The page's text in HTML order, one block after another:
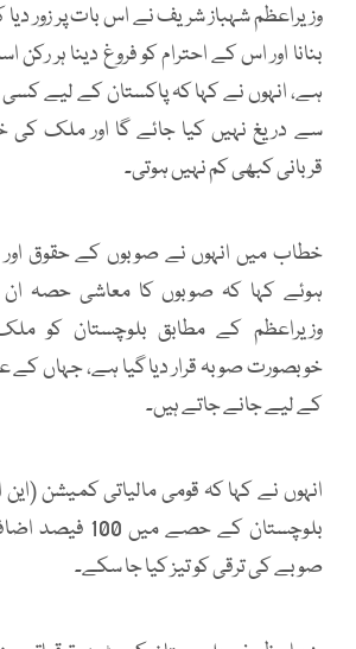
وزیراعظم شہباز شریف نے اس بات پر زور
بنانا اور اس کے احترام کو فروغ دینا ہر
ہے، انہوں نے کہا کہ پاکستان کے لیے
سے دریغ نہیں کیا جائے گا اور ملک کی
قربانی کبھی کم نہیں ہوتی۔
خطاب میں انہوں نے صوبوں کے حقوق اور
ہوئے کہا کہ صوبوں کا معاشی حصہ
وزیراعظم کے مطابق بلوچستان کو
خوبصورت صوبہ قرار دیا گیا ہے، جہاں کے
کے لیے جانے جاتے ہیں۔
انہوں نے کہا کہ قومی مالیاتی کمیشن
بلوچستان کے حصے
صوبے کی ترقی کو تیز کیا جا سکے۔